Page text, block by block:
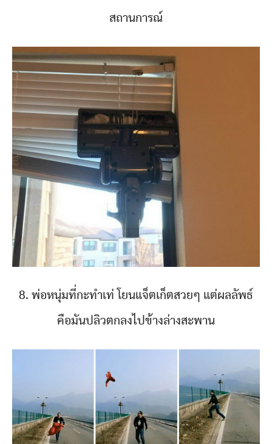
สถานการณ์
8. พ่อหนุ่มที่กะทำเท่ โยนแจ็ตเก็ตสวยๆ แต่ผลลัพธ์
คือมันปลิวตกลงไปข้างล่างสะพาน